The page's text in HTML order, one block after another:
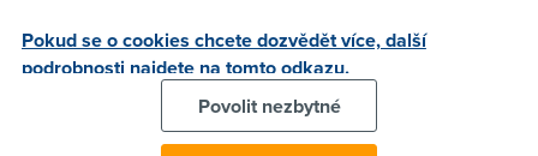
společnosti Slovak Telekom.
Na testování se podíleli i společnostiQualcomm
Ericsson pro test dodal infrastrukturu.
Pokud se o cookies chcete dozvědět více, další
podrobnosti najdete na tomto odkazu.
Povolit nezbytné